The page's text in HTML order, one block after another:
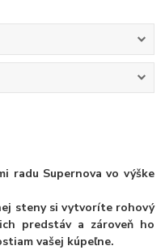
radu Supernova vo výške
steny si vytvoríte rohový
predstáv a zároveň ho
vašej kúpeľne.